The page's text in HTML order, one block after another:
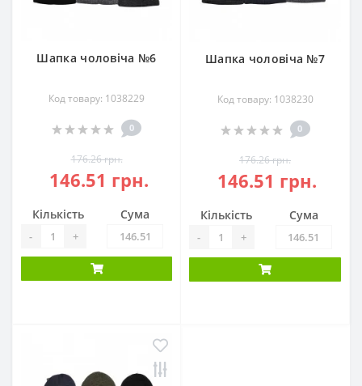
Шапка чоловіча №6
Код товару: 1038229
0
176.26 грн.
146.51 грн.
Кількість
- +
Сума
Шапка чоловіча №7
Код товару: 1038230
0
176.26 грн.
146.51 грн.
Кількість
- +
Сума